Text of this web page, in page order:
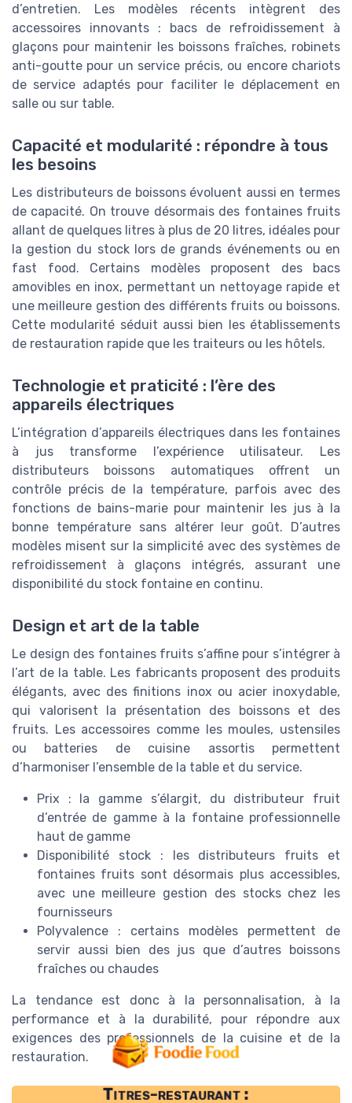
d’entretien. Les modèles récents intègrent des
accessoires innovants : bacs de refroidissement à
glaçons pour maintenir les boissons fraîches, robinets
anti-goutte pour un service précis, ou encore chariots
de service adaptés pour faciliter le déplacement en
salle ou sur table.
Capacité et modularité : répondre à tous
les besoins
Les distributeurs de boissons évoluent aussi en termes
de capacité. On trouve désormais des fontaines fruits
allant de quelques litres à plus de 20 litres, idéales pour
la gestion du stock lors de grands événements ou en
fast food. Certains modèles proposent des bacs
amovibles en inox, permettant un nettoyage rapide et
une meilleure gestion des différents fruits ou boissons.
Cette modularité séduit aussi bien les établissements
de restauration rapide que les traiteurs ou les hôtels.
Technologie et praticité : l’ère des
appareils électriques
L’intégration d’appareils électriques dans les fontaines
à jus transforme l’expérience utilisateur. Les
distributeurs boissons automatiques offrent un
contrôle précis de la température, parfois avec des
fonctions de bains-marie pour maintenir les jus à la
bonne température sans altérer leur goût. D’autres
modèles misent sur la simplicité avec des systèmes de
refroidissement à glaçons intégrés, assurant une
disponibilité du stock fontaine en continu.
Design et art de la table
Le design des fontaines fruits s’affine pour s’intégrer à
l’art de la table. Les fabricants proposent des produits
élégants, avec des finitions inox ou acier inoxydable,
qui valorisent la présentation des boissons et des
fruits. Les accessoires comme les moules, ustensiles
ou batteries de cuisine assortis permettent
d’harmoniser l’ensemble de la table et du service.
Prix : la gamme s’élargit, du distributeur fruit
d’entrée de gamme à la fontaine professionnelle
haut de gamme
Disponibilité stock : les distributeurs fruits et
fontaines fruits sont désormais plus accessibles,
avec une meilleure gestion des stocks chez les
fournisseurs
Polyvalence : certains modèles permettent de
servir aussi bien des jus que d’autres boissons
fraîches ou chaudes
La tendance est donc à la personnalisation, à la
performance et à la durabilité, pour répondre aux
exigences des professionnels de la cuisine et de la
restauration.
Titres-restaurant :